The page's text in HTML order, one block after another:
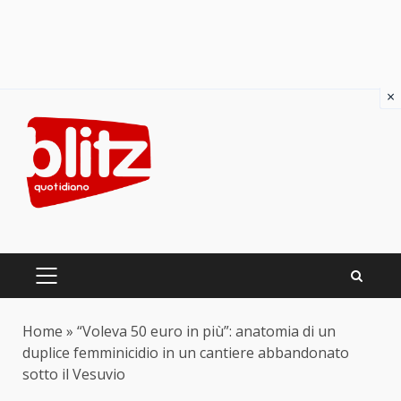
content
PRIMARY
Home » “Voleva 50 euro in più”: anatomia di un
duplice femminicidio in un cantiere abbandonato
sotto il Vesuvio
×